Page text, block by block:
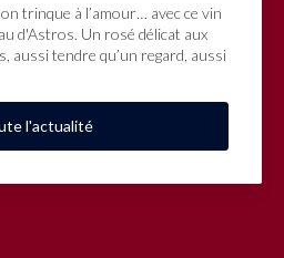
trinque à l’amour… avec ce vin
d'Astros. Un rosé délicat aux
aussi tendre qu’un regard, aussi
l'actualité